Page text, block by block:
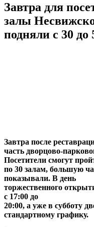
Завтра для
залы
подняли с 30 до
Завтра после
часть дворцово-
Посетители смогут
по 30 залам, большую
показывали. В день
торжественного
с 17:00 до
20:00, а уже в субботу
стандартному графику.